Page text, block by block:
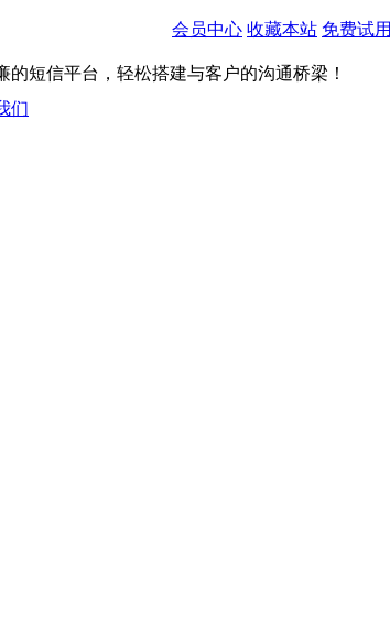
会员中心 收藏本站 免费试用
的短信平台，轻松搭建与客户的沟通桥梁！
们